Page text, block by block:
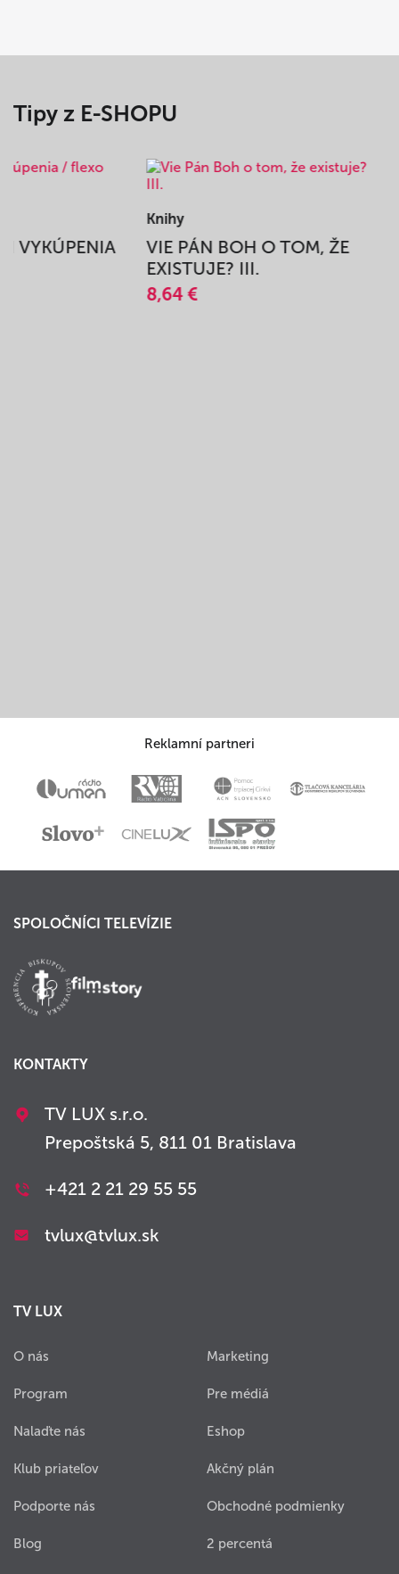
Tipy z E-SHOPU
VYKÚPENIA
Knihy
VIE PÁN BOH O TOM, ŽE
EXISTUJE? III.
8,64 €
Reklamní partneri
SPOLOČNÍCI TELEVÍZIE
KONTAKTY
TV LUX s.r.o.
Prepoštská 5, 811 01 Bratislava
+421 2 21 29 55 55
tvlux@tvlux.sk
TV LUX
O nás
Program
Nalaďte nás
Klub priateľov
Podporte nás
Blog
Marketing
Pre médiá
Eshop
Akčný plán
Obchodné podmienky
2 percentá